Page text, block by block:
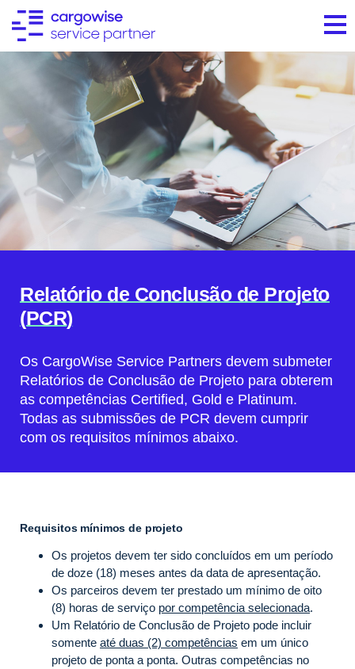
Relatório de Conclusão de Projeto
(PCR)
Os CargoWise Service Partners devem submeter
Relatórios de Conclusão de Projeto para obterem
as competências Certified, Gold e Platinum.
Todas as submissões de PCR devem cumprir
com os requisitos mínimos abaixo.
Requisitos mínimos de projeto
Os projetos devem ter sido concluídos em um período
de doze (18) meses antes da data de apresentação.
Os parceiros devem ter prestado um mínimo de oito
(8) horas de serviço por competência selecionada.
Um Relatório de Conclusão de Projeto pode incluir
somente até duas (2) competências em um único
projeto de ponta a ponta. Outras competências no